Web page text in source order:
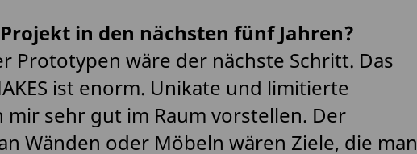
in den nächsten fünf Jahren?
Prototypen wäre der nächste Schritt. Das
ist enorm. Unikate und limitierte
mir sehr gut im Raum vorstellen. Der
Wänden oder Möbeln wären Ziele, die man